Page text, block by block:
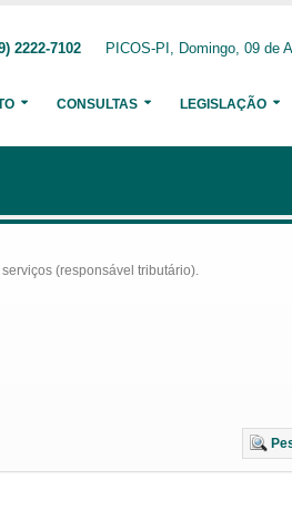
2222-7102 PICOS-PI, Domingo, 09 de
CONSULTAS LEGISLAÇÃO
(responsável tributário).